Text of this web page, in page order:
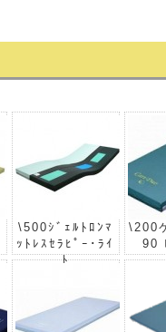
\500ｼﾞｪﾙﾄﾛﾝﾏ
ｯﾄﾚｽｾﾗﾋﾟｰ･ﾗｲ
ﾄ
\200
90